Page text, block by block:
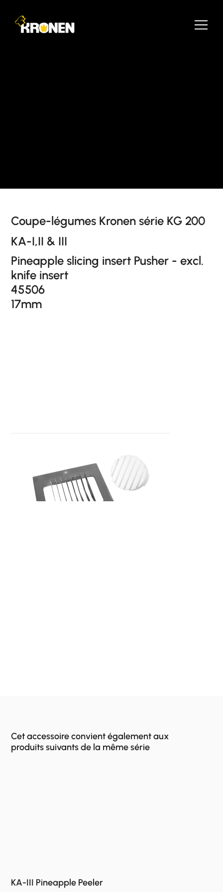
Coupe-légumes Kronen série KG 200
KA-I,II & III
Pineapple slicing insert Pusher - excl.
knife insert
45506
17mm
Cet accessoire convient également aux
produits suivants de la même série
KA-III Pineapple Peeler